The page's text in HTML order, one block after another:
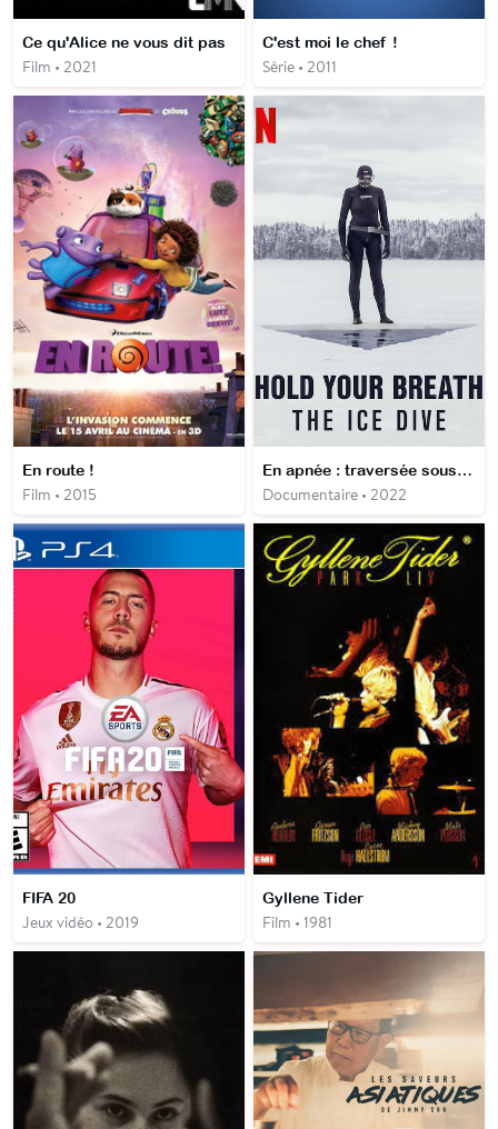
Ce qu'Alice ne vous dit pas
Film • 2021
C'est moi le chef !
Série • 2011
En route !
Film • 2015
En apnée : traversée sous la glace
Documentaire • 2022
FIFA 20
Jeux vidéo • 2019
Gyllene Tider
Film • 1981